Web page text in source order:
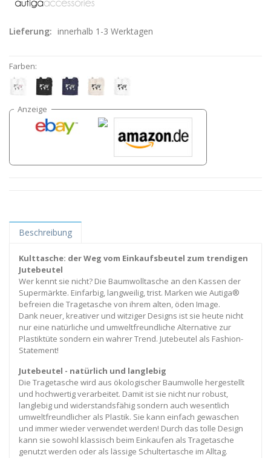
Lieferung: innerhalb 1-3 Werktagen
Farben:
Beschreibung
Kulttasche: der Weg vom Einkaufsbeutel zum trendigen
Jutebeutel
Wer kennt sie nicht? Die Baumwolltasche an den Kassen der
Supermärkte. Einfarbig, langweilig, trist. Marken wie Autiga®
befreien die Tragetasche von ihrem alten, öden Image.
Dank neuer, kreativer und witziger Designs ist sie heute nicht
nur eine natürliche und umweltfreundliche Alternative zur
Plastiktüte sondern ein wahrer Trend. Jutebeutel als Fashion-
Statement!
Jutebeutel - natürlich und langlebig
Die Tragetasche wird aus ökologischer Baumwolle hergestellt
und hochwertig verarbeitet. Damit ist sie nicht nur robust,
langlebig und widerstandsfähig sondern auch wesentlich
umweltfreundlicher als Plastik. Sie kann einfach gewaschen
und immer wieder verwendet werden! Durch das tolle Design
kann sie sowohl klassisch beim Einkaufen als Tragetasche
genutzt werden oder als lässige Schultertasche im Alltag.